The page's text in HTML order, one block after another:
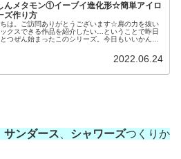
んメタモン①イーブイ進化形☆簡単アイロ
ズ作り方
は。ご訪問ありがとうございます☆肩の力を抜い
クスできる作品を紹介したい…ということで昨日
つぜん始まったこのシリーズ。今日もいいかんじ
2022.06.24
サンダース シャワーズつくりか